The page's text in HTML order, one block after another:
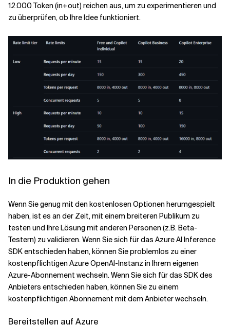
12.000 Token (in+out) reichen aus, um zu experimentieren und
zu überprüfen, ob Ihre Idee funktioniert.
In die Produktion gehen
Wenn Sie genug mit den kostenlosen Optionen herumgespielt
haben, ist es an der Zeit, mit einem breiteren Publikum zu
testen und Ihre Lösung mit anderen Personen (z.B. Beta-
Testern) zu validieren. Wenn Sie sich für das Azure AI Inference
SDK entschieden haben, können Sie problemlos zu einer
kostenpflichtigen Azure OpenAI-Instanz in Ihrem eigenen
Azure-Abonnement wechseln. Wenn Sie sich für das SDK des
Anbieters entschieden haben, können Sie zu einem
kostenpflichtigen Abonnement mit dem Anbieter wechseln.
Bereitstellen auf Azure